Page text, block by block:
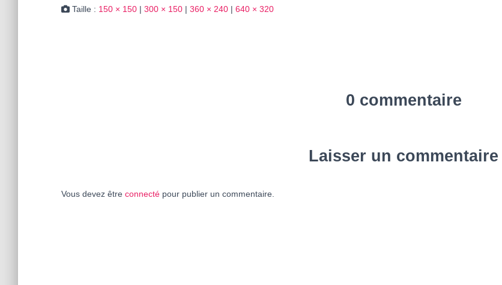
Taille : 150 × 150 | 300 × 150 | 360 × 240 | 640 × 320
0 commentaire
Laisser un commentaire
Vous devez être connecté pour publier un commentaire.